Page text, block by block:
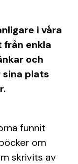
i våra
enkla
och
plats
funnit
om
skrivits av